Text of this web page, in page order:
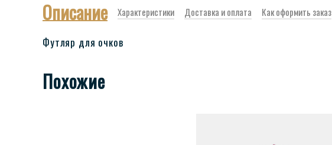
Описание Характеристики Доставка и оплата Как оформить заказ
Футляр для очков
Похожие